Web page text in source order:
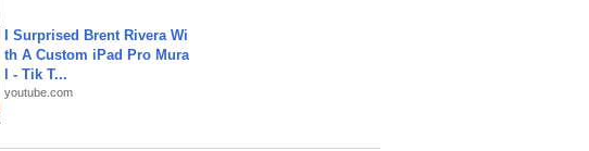
I Surprised Brent Rivera Wi
th A Custom iPad Pro Mura
l - Tik T...
youtube.com